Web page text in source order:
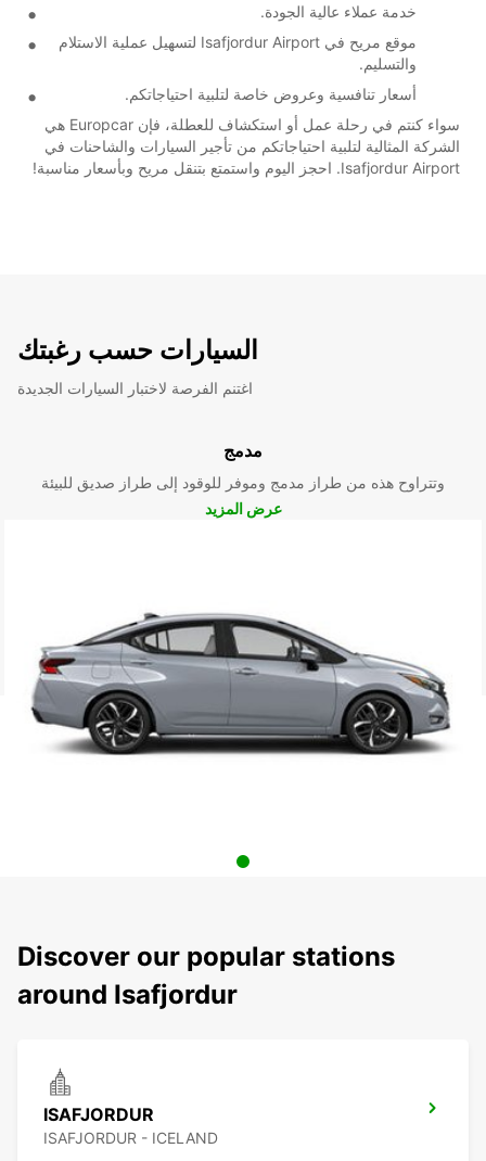
خدمة عملاء عالية الجودة.
موقع مريح في Isafjordur Airport لتسهيل عملية الاستلام
والتسليم.
أسعار تنافسية وعروض خاصة لتلبية احتياجاتكم.
سواء كنتم في رحلة عمل أو استكشاف للعطلة، فإن Europcar هي
الشركة المثالية لتلبية احتياجاتكم من تأجير السيارات والشاحنات في
Isafjordur Airport. احجز اليوم واستمتع بتنقل مريح وبأسعار مناسبة!
السيارات حسب رغبتك
اغتنم الفرصة لاختبار السيارات الجديدة
مدمج
وتتراوح هذه من طراز مدمج وموفر للوقود إلى طراز صديق للبيئة
عرض المزيد
Discover our popular stations
around Isafjordur
ISAFJORDUR
ISAFJORDUR - ICELAND